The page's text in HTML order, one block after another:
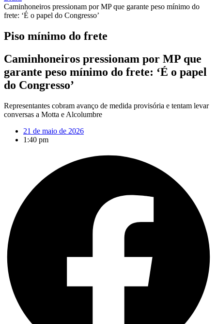
Caminhoneiros pressionam por MP que garante peso mínimo do
frete: ‘É o papel do Congresso’
Piso mínimo do frete
Caminhoneiros pressionam por MP que
garante peso mínimo do frete: ‘É o papel
do Congresso’
Representantes cobram avanço de medida provisória e tentam levar
conversas a Motta e Alcolumbre
21 de maio de 2026
1:40 pm